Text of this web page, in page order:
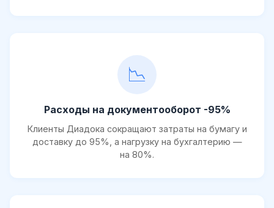
📉
Расходы на документооборот -95%
Клиенты Диадока сокращают затраты на бумагу и
доставку до 95%, а нагрузку на бухгалтерию —
на 80%.